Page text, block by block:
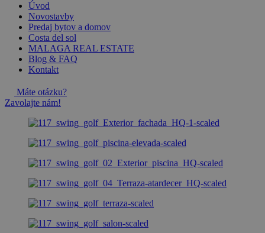
Úvod
Novostavby
Predaj bytov a domov
Costa del sol
MALAGA REAL ESTATE
Blog & FAQ
Kontakt
Máte otázku?
Zavolajte nám!